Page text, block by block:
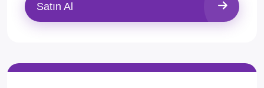
Satın Al